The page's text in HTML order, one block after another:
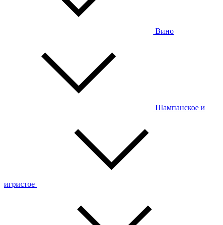
Вино
Шампанское и
игристое